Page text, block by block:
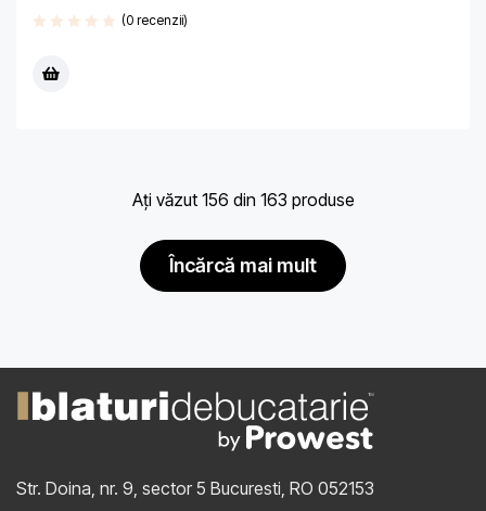
(0 recenzii)
încărcă mai mult
Ați văzut 156 din 163 produse
Str. Doina, nr. 9, sector 5 Bucuresti, RO 052153